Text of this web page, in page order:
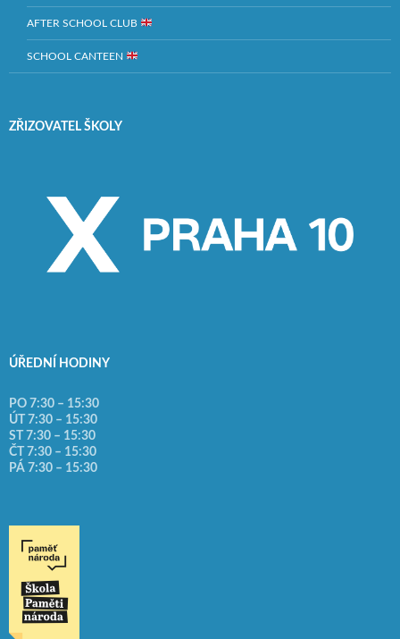
AFTER SCHOOL CLUB
SCHOOL CANTEEN
ZŘIZOVATEL ŠKOLY
ÚŘEDNÍ HODINY
PO 7:30 – 15:30
ÚT 7:30 – 15:30
ST 7:30 – 15:30
ČT 7:30 – 15:30
PÁ 7:30 – 15:30